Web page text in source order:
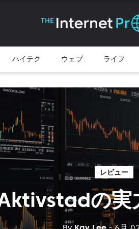
ハイテク ウェブ ライフ
レビュー
の実